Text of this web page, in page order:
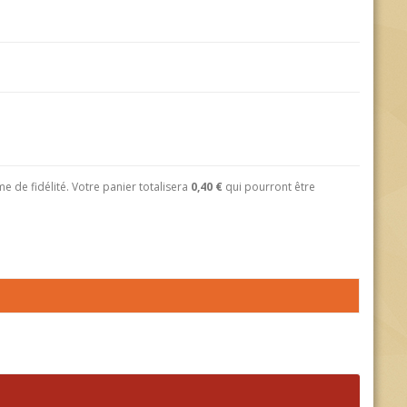
de fidélité. Votre panier totalisera 0,40 € qui pourront être